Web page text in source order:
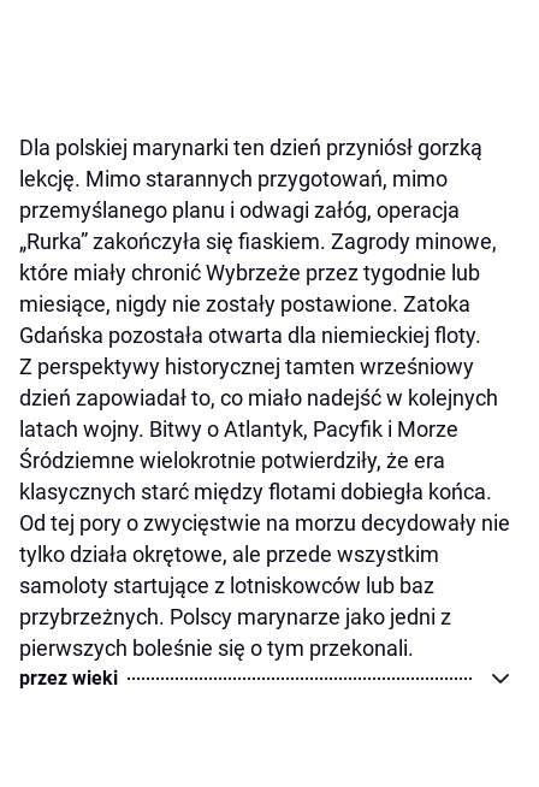
Dla polskiej marynarki ten dzień przyniósł gorzką
lekcję. Mimo starannych przygotowań, mimo
przemyślanego planu i odwagi załóg, operacja
„Rurka” zakończyła się fiaskiem. Zagrody minowe,
które miały chronić Wybrzeże przez tygodnie lub
miesiące, nigdy nie zostały postawione. Zatoka
Gdańska pozostała otwarta dla niemieckiej floty.
Z perspektywy historycznej tamten wrześniowy
dzień zapowiadał to, co miało nadejść w kolejnych
latach wojny. Bitwy o Atlantyk, Pacyfik i Morze
Śródziemne wielokrotnie potwierdziły, że era
klasycznych starć między flotami dobiegła końca.
Od tej pory o zwycięstwie na morzu decydowały nie
tylko działa okrętowe, ale przede wszystkim
samoloty startujące z lotniskowców lub baz
przybrzeżnych. Polscy marynarze jako jedni z
pierwszych boleśnie się o tym przekonali.
przez wieki